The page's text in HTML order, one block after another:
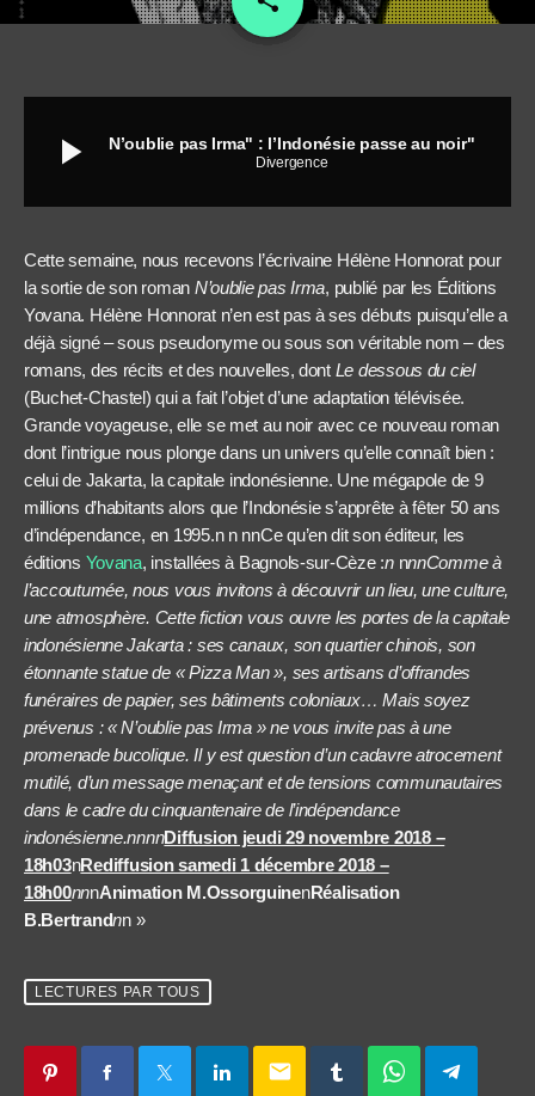
play_arrow N’oublie pas Irma" : l’Indonésie passe au noir"
Divergence
Cette semaine, nous recevons l’écrivaine Hélène Honnorat pour
la sortie de son roman N’oublie pas Irma, publié par les Éditions
Yovana. Hélène Honnorat n’en est pas à ses débuts puisqu’elle a
déjà signé – sous pseudonyme ou sous son véritable nom – des
romans, des récits et des nouvelles, dont Le dessous du ciel
(Buchet-Chastel) qui a fait l’objet d’une adaptation télévisée.
Grande voyageuse, elle se met au noir avec ce nouveau roman
dont l’intrigue nous plonge dans un univers qu’elle connaît bien :
celui de Jakarta, la capitale indonésienne. Une mégapole de 9
millions d’habitants alors que l’Indonésie s’apprête à fêter 50 ans
d’indépendance, en 1995.n n nnCe qu’en dit son éditeur, les
éditions Yovana, installées à Bagnols-sur-Cèze :n nnnComme à
l’accoutumée, nous vous invitons à découvrir un lieu, une culture,
une atmosphère. Cette fiction vous ouvre les portes de la capitale
indonésienne Jakarta : ses canaux, son quartier chinois, son
étonnante statue de « Pizza Man », ses artisans d’offrandes
funéraires de papier, ses bâtiments coloniaux… Mais soyez
prévenus : « N’oublie pas Irma » ne vous invite pas à une
promenade bucolique. Il y est question d’un cadavre atrocement
mutilé, d’un message menaçant et de tensions communautaires
dans le cadre du cinquantenaire de l’indépendance
indonésienne.nnnnDiffusion jeudi 29 novembre 2018 –
18h03nRediffusion samedi 1 décembre 2018 –
18h00nnnAnimation M.OssorguinenRéalisation
B.Bertrandnn »
LECTURES PAR TOUS
email